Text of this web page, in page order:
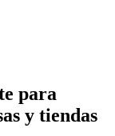
para
y tiendas